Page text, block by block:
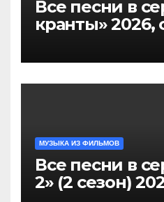
Все песни в
кранты» 2026,
МУЗЫКА ИЗ ФИЛЬМОВ
Все песни в
2» (2 сезон)